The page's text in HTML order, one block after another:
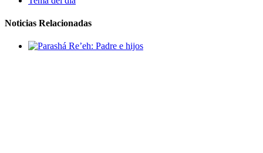
Noticias Relacionadas